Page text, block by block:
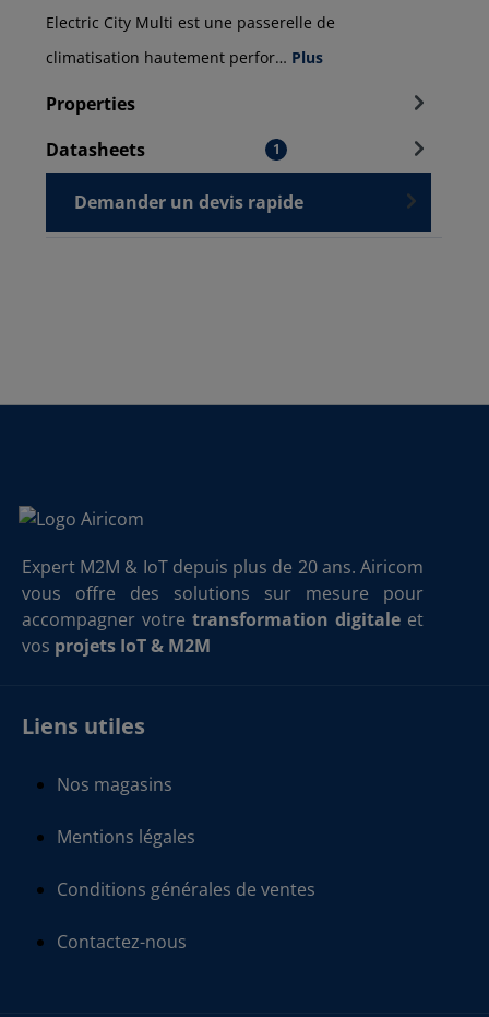
Electric City Multi est une passerelle de
climatisation hautement perfor… Plus
Properties
Datasheets
1
Demander un devis rapide
Expert M2M & IoT depuis plus de 20 ans. Airicom
vous offre des solutions sur mesure pour
accompagner votre transformation digitale et
vos projets IoT & M2M
Liens utiles
Nos magasins
Mentions légales
Conditions générales de ventes
Contactez-nous